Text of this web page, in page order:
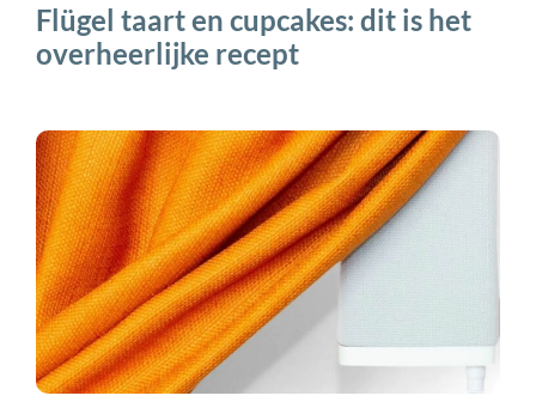
Flügel taart en cupcakes: dit is het
overheerlijke recept